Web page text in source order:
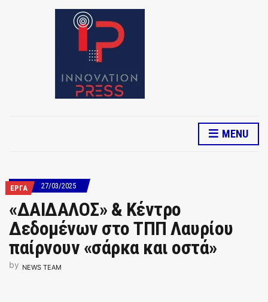
MENU
ΕΡΓΑ 27/03/2025
«ΔΑΙΔΑΛΟΣ» & Κέντρο
Δεδομένων στο ΤΠΠ Λαυρίου
παίρνουν «σάρκα και οστά»
by NEWS TEAM